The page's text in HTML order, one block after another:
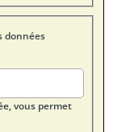
données
vous permet